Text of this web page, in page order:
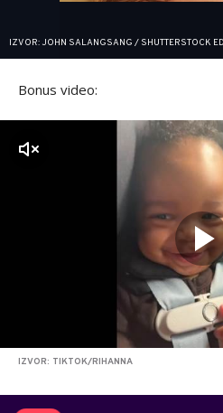
IZVOR: JOHN SALANGSANG / SHUTTERSTOCK
Bonus video:
IZVOR: TIKTOK/RIHANNA